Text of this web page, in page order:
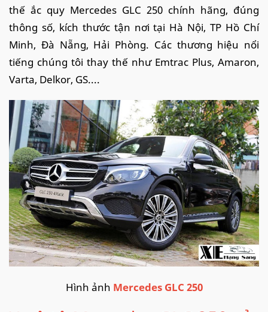
thế ắc quy Mercedes GLC 250 chính hãng, đúng
thông số, kích thước tận nơi tại Hà Nội, TP Hồ Chí
Minh, Đà Nẵng, Hải Phòng. Các thương hiệu nổi
tiếng chúng tôi thay thế như Emtrac Plus, Amaron,
Varta, Delkor, GS....
Hình ảnh Mercedes GLC 250